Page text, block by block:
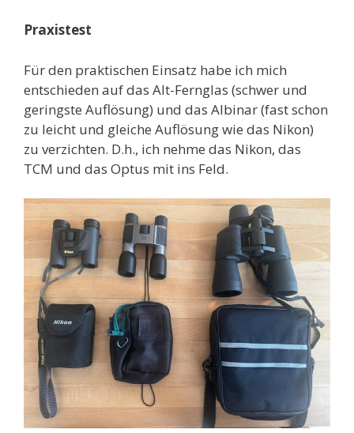
Praxistest
Für den praktischen Einsatz habe ich mich
entschieden auf das Alt-Fernglas (schwer und
geringste Auflösung) und das Albinar (fast schon
zu leicht und gleiche Auflösung wie das Nikon)
zu verzichten. D.h., ich nehme das Nikon, das
TCM und das Optus mit ins Feld.